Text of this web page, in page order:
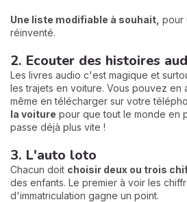
Une liste modifiable à souhait, pour
réinventé.
2. Ecouter des histoires
Les livres audio c'est magique et
les trajets en voiture. Vous pouvez en
même en télécharger sur votre
la voiture pour que tout le monde en
passe déjà plus vite !
3. L'auto loto
Chacun doit choisir deux ou trois
des enfants. Le premier à voir les
d'immatriculation gagne un point.